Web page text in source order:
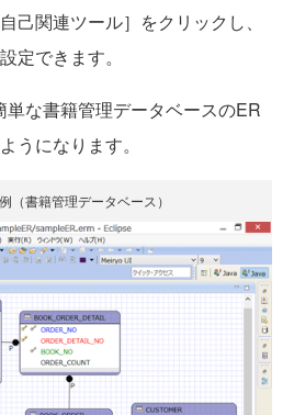
己関連ツール］をクリックし、
定できます。
な書籍管理データベースのER
うになります。
（書籍管理データベース）